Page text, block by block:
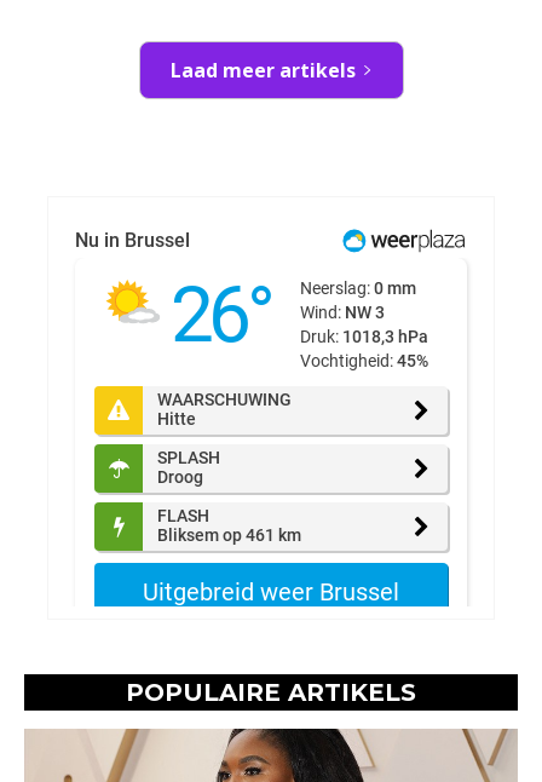
Laad meer artikels
POPULAIRE ARTIKELS